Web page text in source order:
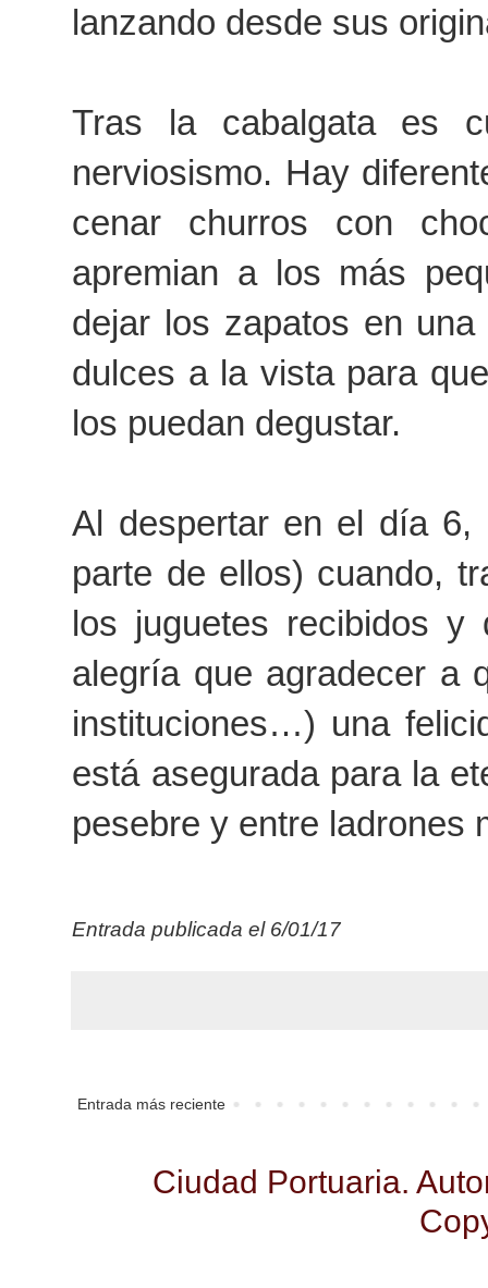
lanzando desde sus
Tras la cabalgata es
nerviosismo. Hay
cenar churros con
apremian a los más
dejar los zapatos en
dulces a la vista para
los puedan degustar.
Al despertar en el día 6,
parte de ellos) cuando,
los juguetes recibidos y
alegría que agradecer a
instituciones…) una
está asegurada para la
pesebre y entre ladrones
Entrada publicada el 6/01/17
Entrada más reciente
Ciudad Portuaria.